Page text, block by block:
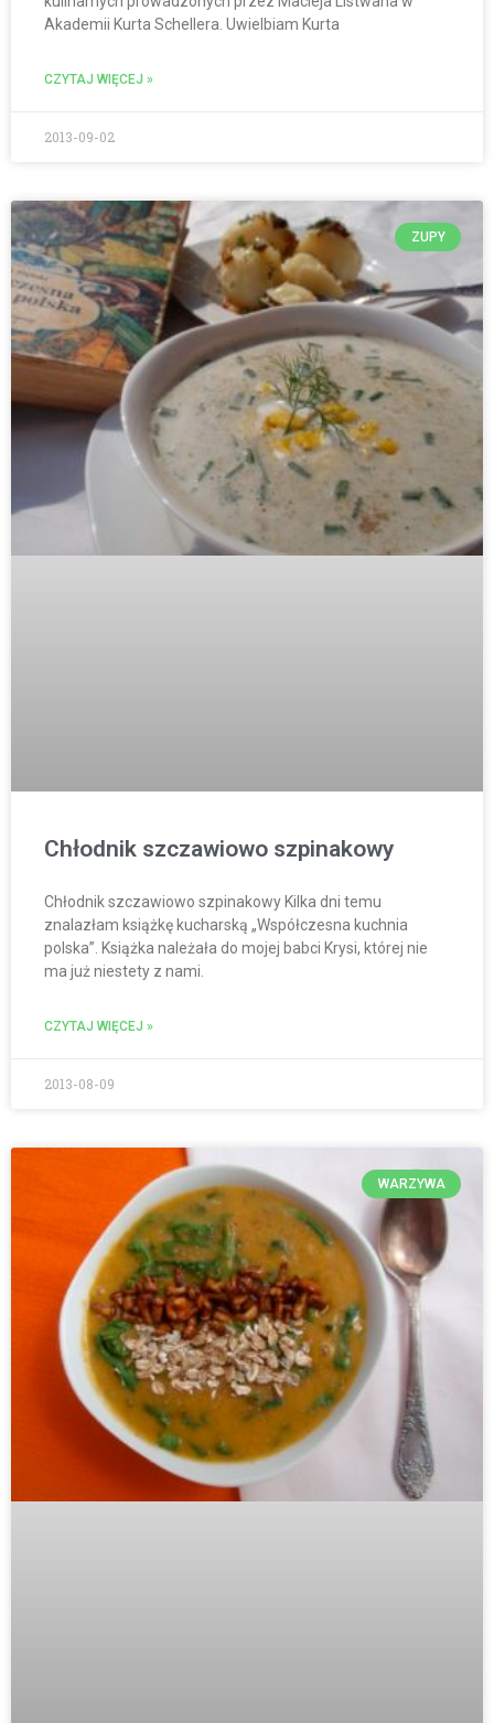
Akademii Kurta Schellera. Uwielbiam Kurta
CZYTAJ WIĘCEJ »
2013-09-02
ZUPY
Chłodnik szczawiowo szpinakowy
Chłodnik szczawiowo szpinakowy Kilka dni temu
znalazłam książkę kucharską „Współczesna kuchnia
polska”. Książka należała do mojej babci Krysi, której nie
ma już niestety z nami.
CZYTAJ WIĘCEJ »
2013-08-09
WARZYWA